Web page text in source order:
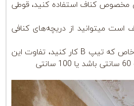
مخصوص کناف استفاده کنید، قوطی
میتوانید از دریچه‌های کنافی
سازه کناف باید حتما تیپ A باید مگر در شرابط خاص که تیپ B کار کنید، تفاوت این